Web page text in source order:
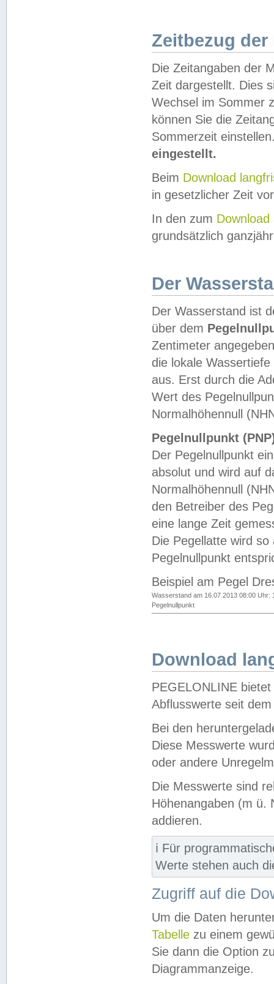
Zeitbezug der
Die Zeitangaben der
Zeit dargestellt. Dies
Wechsel im Sommer
können Sie die
Sommerzeit
eingestellt.
Beim Download
in gesetzlicher Zeit
In den zum Download
grundsätzlich
Der
Der Wasserstand ist
über dem
Zentimeter
die lokale
aus. Erst durch die
Wert des
Normalhöhennull
Pegelnullpunkt
Der Pegelnullpunkt
absolut und wird auf
Normalhöhennull
den Betreiber des
eine lange Zeit
Die Pegellatte wird
Pegelnullpunkt
Beispiel am Pegel
Wasserstand am 16.07.2013 08:00 Uhr:
Pegelnullpunkt
Download
PEGELONLINE
Abflusswerte seit
Bei den
Diese Messwerte
oder andere
Die Messwerte sind
Höhenangaben (m ü.
addieren.
ℹ️ Für
Werte stehen auch
Zugriff auf die
Um die Daten
Tabelle zu einem
Sie dann die Option
Diagrammanzeige.